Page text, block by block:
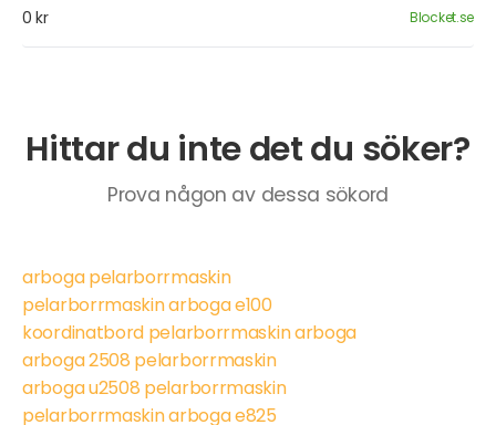
0 kr Blocket.se
Hittar du inte det du söker?
Prova någon av dessa sökord
arboga pelarborrmaskin
pelarborrmaskin arboga e100
koordinatbord pelarborrmaskin arboga
arboga 2508 pelarborrmaskin
arboga u2508 pelarborrmaskin
pelarborrmaskin arboga e825